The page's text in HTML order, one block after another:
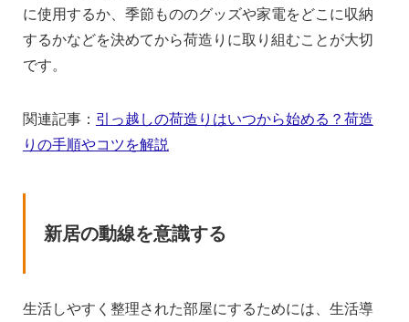
に使用するか、季節もののグッズや家電をどこに収納
するかなどを決めてから荷造りに取り組むことが大切
です。
関連記事： 引っ越しの荷造りはいつから始める？荷造
りの手順やコツを解説
新居の動線を意識する
生活しやすく整理された部屋にするためには、生活導